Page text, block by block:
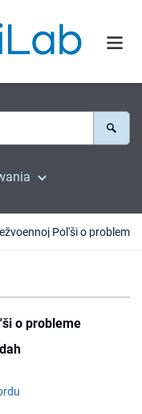
o probleme